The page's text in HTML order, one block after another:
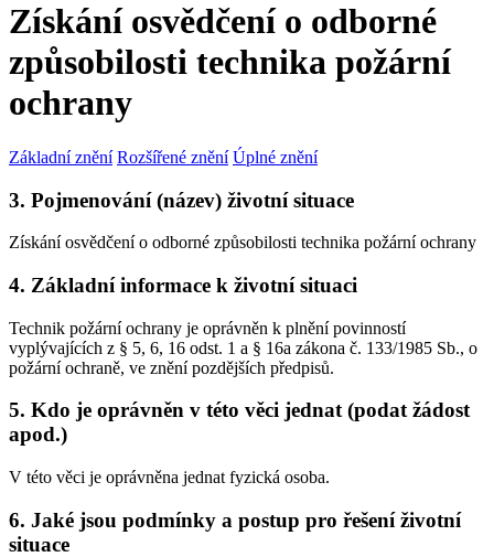
Získání osvědčení o odborné
způsobilosti technika požární
ochrany
Základní znění Rozšířené znění Úplné znění
3. Pojmenování (název) životní situace
Získání osvědčení o odborné způsobilosti technika požární ochrany
4. Základní informace k životní situaci
Technik požární ochrany je oprávněn k plnění povinností
vyplývajících z § 5, 6, 16 odst. 1 a § 16a zákona č. 133/1985 Sb., o
požární ochraně, ve znění pozdějších předpisů.
5. Kdo je oprávněn v této věci jednat (podat žádost
apod.)
V této věci je oprávněna jednat fyzická osoba.
6. Jaké jsou podmínky a postup pro řešení životní
situace